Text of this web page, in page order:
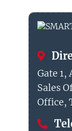
Gate 1,
Sales
Office,